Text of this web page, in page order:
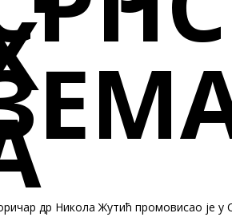
др Никола Жутић промовисао је у